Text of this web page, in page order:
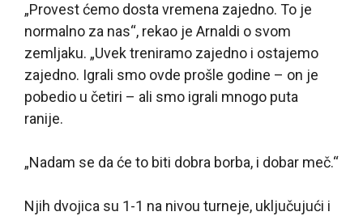
„Provest ćemo dosta vremena zajedno. To je
normalno za nas“, rekao je Arnaldi o svom
zemljaku. „Uvek treniramo zajedno i ostajemo
zajedno. Igrali smo ovde prošle godine – on je
pobedio u četiri – ali smo igrali mnogo puta
ranije.
„Nadam se da će to biti dobra borba, i dobar meč.“
Njih dvojica su 1-1 na nivou turneje, uključujući i